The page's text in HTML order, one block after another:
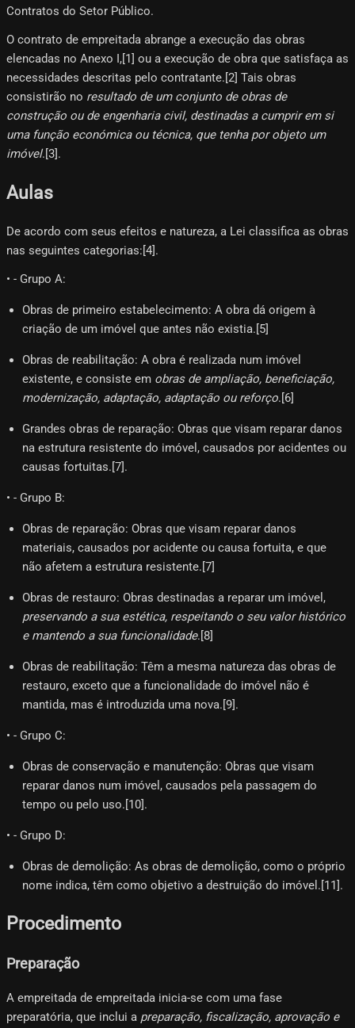
Contratos do Setor Público.
O contrato de empreitada abrange a execução das obras
elencadas no Anexo I,[1]​ ou a execução de obra que satisfaça as
necessidades descritas pelo contratante.[2]​ Tais obras
consistirão no resultado de um conjunto de obras de
construção ou de engenharia civil, destinadas a cumprir em si
uma função económica ou técnica, que tenha por objeto um
imóvel.[3]​.
Aulas
De acordo com seus efeitos e natureza, a Lei classifica as obras
nas seguintes categorias:[4]​.
• - Grupo A:
Obras de primeiro estabelecimento: A obra dá origem à
criação de um imóvel que antes não existia.[5]​
Obras de reabilitação: A obra é realizada num imóvel
existente, e consiste em obras de ampliação, beneficiação,
modernização, adaptação, adaptação ou reforço.[6]​
Grandes obras de reparação: Obras que visam reparar danos
na estrutura resistente do imóvel, causados por acidentes ou
causas fortuitas.[7]​.
• - Grupo B:
Obras de reparação: Obras que visam reparar danos
materiais, causados por acidente ou causa fortuita, e que
não afetem a estrutura resistente.[7]​
Obras de restauro: Obras destinadas a reparar um imóvel,
preservando a sua estética, respeitando o seu valor histórico
e mantendo a sua funcionalidade.[8]​
Obras de reabilitação: Têm a mesma natureza das obras de
restauro, exceto que a funcionalidade do imóvel não é
mantida, mas é introduzida uma nova.[9]​.
• - Grupo C:
Obras de conservação e manutenção: Obras que visam
reparar danos num imóvel, causados pela passagem do
tempo ou pelo uso.[10]​.
• - Grupo D:
Obras de demolição: As obras de demolição, como o próprio
nome indica, têm como objetivo a destruição do imóvel.[11]​.
Procedimento
Preparação
A empreitada de empreitada inicia-se com uma fase
preparatória, que inclui a preparação, fiscalização, aprovação e